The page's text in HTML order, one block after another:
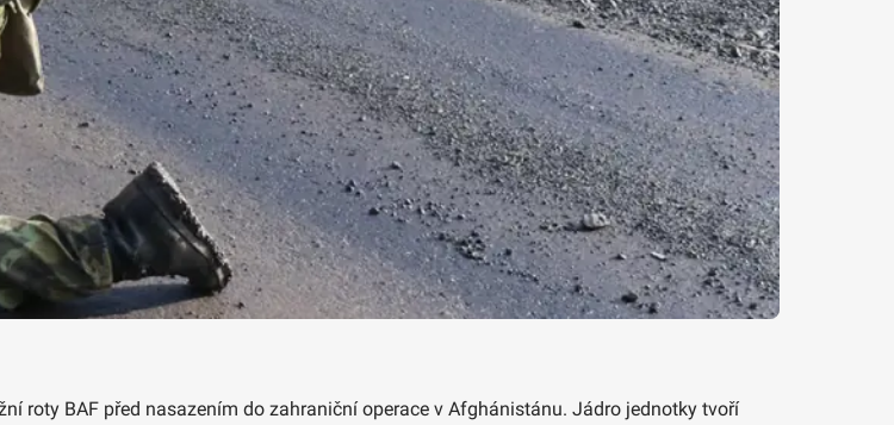
roty BAF před nasazením do zahraniční operace v Afghánistánu. Jádro jednotky tvoří